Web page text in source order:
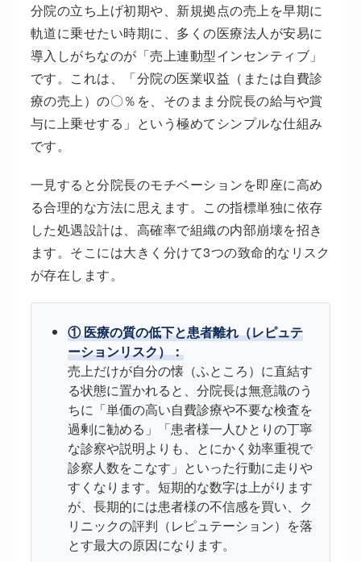
分院の立ち上げ初期や、新規拠点の売上を早期に
軌道に乗せたい時期に、多くの医療法人が安易に
導入しがちなのが「売上連動型インセンティブ」
です。これは、「分院の医業収益（または自費診
療の売上）の〇％を、そのまま分院長の給与や賞
与に上乗せする」という極めてシンプルな仕組み
です。
一見すると分院長のモチベーションを即座に高め
る合理的な方法に思えます。この指標単独に依存
した処遇設計は、高確率で組織の内部崩壊を招き
ます。そこには大きく分けて3つの致命的なリスク
が存在します。
① 医療の質の低下と患者離れ（レピュテ
ーションリスク）：
売上だけが自分の懐（ふところ）に直結す
る状態に置かれると、分院長は無意識のう
ちに「単価の高い自費診療や不要な検査を
過剰に勧める」「患者様一人ひとりの丁寧
な診察や説明よりも、とにかく効率重視で
診察人数をこなす」といった行動に走りや
すくなります。短期的な数字は上がります
が、長期的には患者様の不信感を買い、ク
リニックの評判（レピュテーション）を落
とす最大の原因になります。